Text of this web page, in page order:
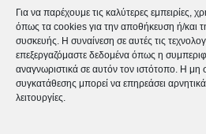
Για να παρέχουμε τις καλύτερες εμπειρίες,
όπως τα cookies για την αποθήκευση ή/και
συσκευής. Η συναίνεση σε αυτές τις
επεξεργαζόμαστε δεδομένα όπως η
αναγνωριστικά σε αυτόν τον ιστότοπο. Η μη
συγκατάθεσης μπορεί να επηρεάσει
λειτουργίες.